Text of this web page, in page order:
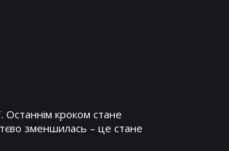
Останнім кроком стане
зменшилась – це стане